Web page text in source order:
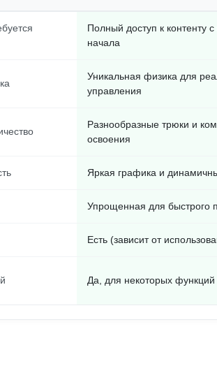
Полный доступ к контенту
начала
Уникальная физика для
управления
Разнообразные трюки и
освоения
Яркая графика и
Упрощенная для быстрого
Есть (зависит от
Да, для некоторых функций